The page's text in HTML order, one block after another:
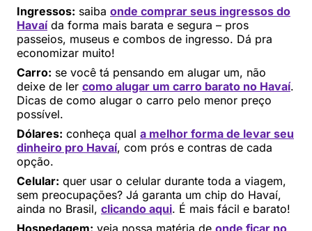
Ingressos: saiba onde comprar seus ingressos do
Havaída forma mais barata e segura – pros
passeios, museus e combos de ingresso. Dá pra
economizar muito!
Carro: se você tá pensando em alugar um, não
deixe de ler como alugar um carro barato no Havaí.
Dicas de como alugar o carro pelo menor preço
possível.
Dólares: conheça qual a melhor forma de levar seu
dinheiro pro Havaí, com prós e contras de cada
opção.
Celular: quer usar o celular durante toda a viagem,
sem preocupações? Já garanta um chip do Havaí,
ainda no Brasil, clicando aqui. É mais fácil e barato!